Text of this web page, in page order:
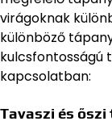
virágoknak
különböző
kulcsfontosságú
kapcsolatban:
Tavaszi és